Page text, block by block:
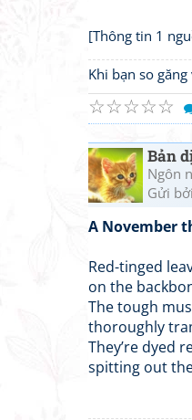
[Thông tin 1
Khi bạn so
☆
☆
☆
☆
☆
Bản
Ngôn
Gửi bởi
A November
Red-tinged
on the
The tough
thoroughly
They’re dyed
spitting out